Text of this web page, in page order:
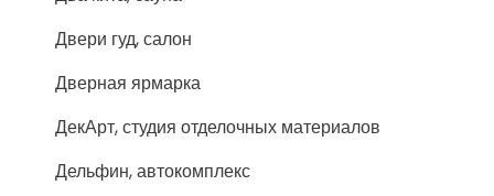
Двери гуд, салон
Дверная ярмарка
ДекАрт, студия отделочных материалов
Дельфин, автокомплекс